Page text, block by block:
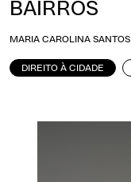
BAIRROS
MARIA CAROLINA SANTOS
DIREITO À CIDADE